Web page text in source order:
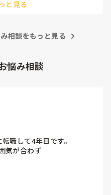
と見る
相談をもっと見る
悩み相談
職して4年目です。
気が合わず
何十年という先生がほとん